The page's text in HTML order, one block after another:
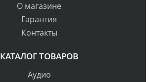
О магазине
Гарантия
Контакты
КАТАЛОГ ТОВАРОВ
Аудио